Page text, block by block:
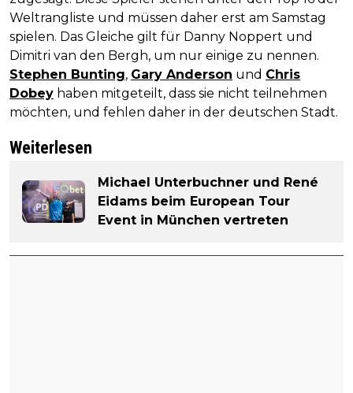
Weltrangliste und müssen daher erst am Samstag
spielen. Das Gleiche gilt für Danny Noppert und
Dimitri van den Bergh, um nur einige zu nennen.
Stephen Bunting, Gary Anderson und Chris
Dobey haben mitgeteilt, dass sie nicht teilnehmen
möchten, und fehlen daher in der deutschen Stadt.
Weiterlesen
Michael Unterbuchner und René
Eidams beim European Tour
Event in München vertreten